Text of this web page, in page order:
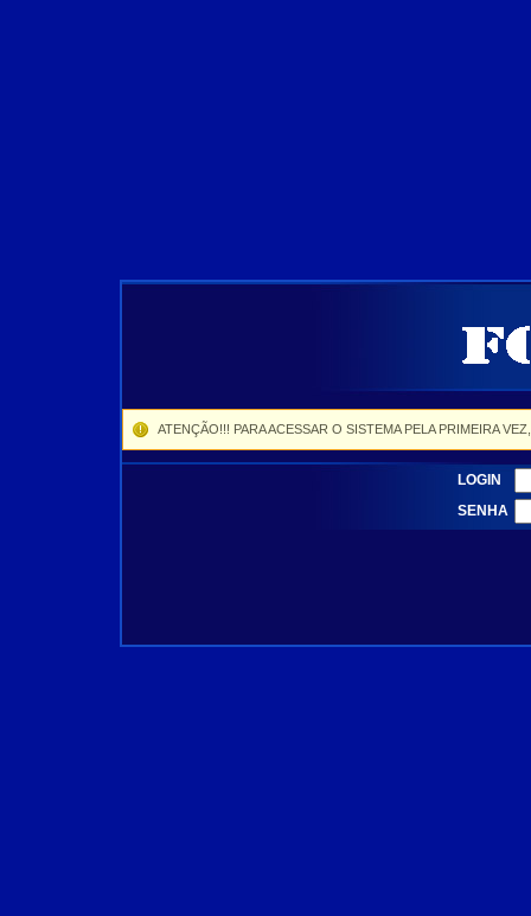
ATENÇÃO!!! PARA ACESSAR O SISTEMA PELA PRIMEIRA
LOGIN
SENHA